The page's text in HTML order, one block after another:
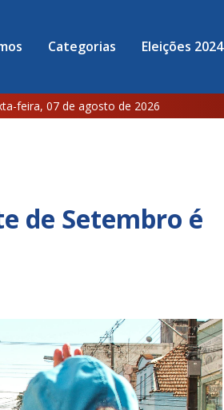
Categorias Eleições 2024
feira, 07 de agosto de 2026
de Setembro é